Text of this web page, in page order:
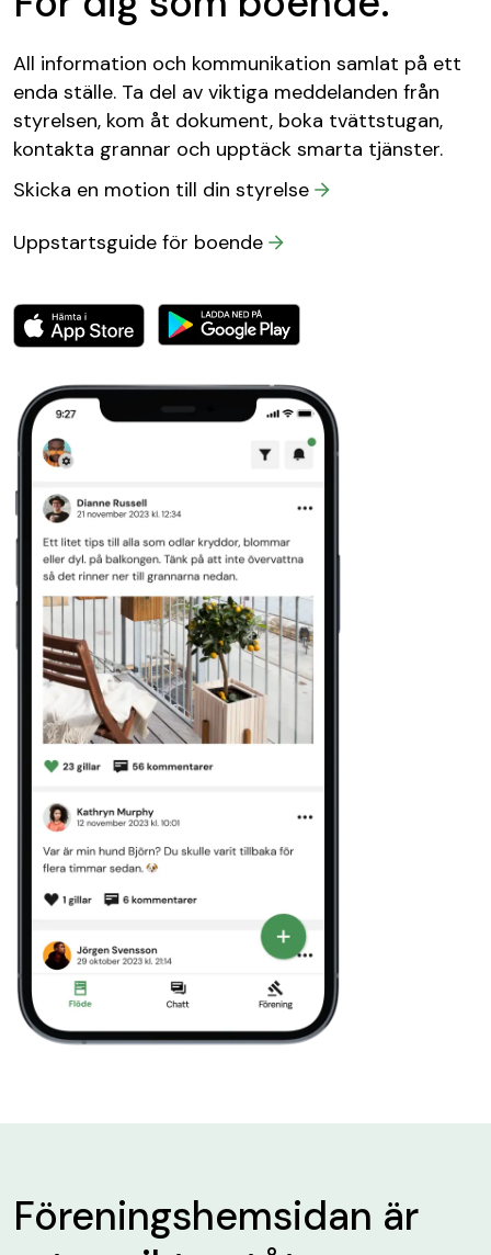
All information och kommunikation samlat på ett
enda ställe. Ta del av viktiga meddelanden från
styrelsen, kom åt dokument, boka tvättstugan,
kontakta grannar och upptäck smarta tjänster.
Skicka en motion till din styrelse
Uppstartsguide för boende
Föreningshemsidan är